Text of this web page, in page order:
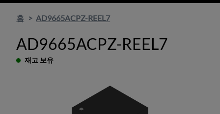
홈 AD9665ACPZ-REEL7
AD9665ACPZ-REEL7
재고 보유